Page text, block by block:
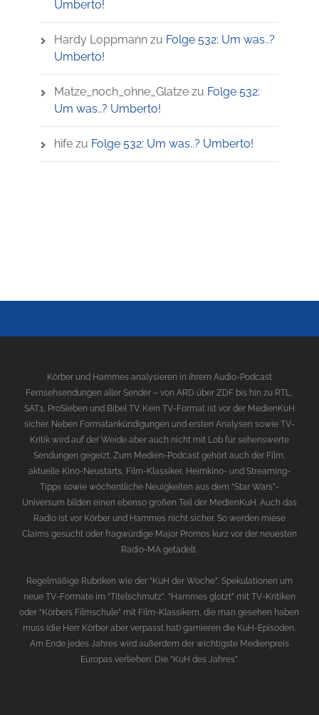
Umberto!
Hardy Loppmannzu Folge 532: Um was..?
Umberto!
Matze_noch_ohne_Glatzezu Folge 532:
Um was..? Umberto!
hifezu Folge 532: Um was..? Umberto!
Körber und Hammes analysieren in ihrem Audio-Podcast
Fernsehsendungen aller Sender – von ARD über ZDF bis hin zu RTL,
SAT.1, ProSieben und Bibel TV. Kein TV-Format ist vor der MedienKuH
sicher. Neben Formatankündigungen und ersten Analysen sowie TV-
Kritik wird auf der Weide aber auch nicht mit Lob für sehenswerte
Sendungen gegeizt. Zum Medien-Podcast gehört auch der Film;
aktuelle Kino-Neustarts, Film-Klassiker, Heimkino- und Streaming-
Tipps sowie wöchentliche Neuigkeiten aus dem “Star Wars”-
Universum bilden einen ebenso großen Teil der MedienKuH. Auch das
Radio ist vor Körber und Hammes nicht sicher. So werden miese
Claims gesucht oder fragwürdige Major Promos kurz vor der neuesten
Radio-MA getadelt.
Regelmäßige Rubriken wie der “KuH der Woche”, Spekulationen um
neue TV-Formate im “Titelschmutz”, “Hammes glotzt” mit TV-Kritiken
oder “Körbers Filmschule” mit Film-Klassikern, die man gesehen haben
muss (die Herr Körber aber verpasst hat) garnieren die KuH-Episoden.
Am Ende jedes Jahres wird außerdem der wichtigste Medienpreis
Europas verliehen: Die “KuH des Jahres”.